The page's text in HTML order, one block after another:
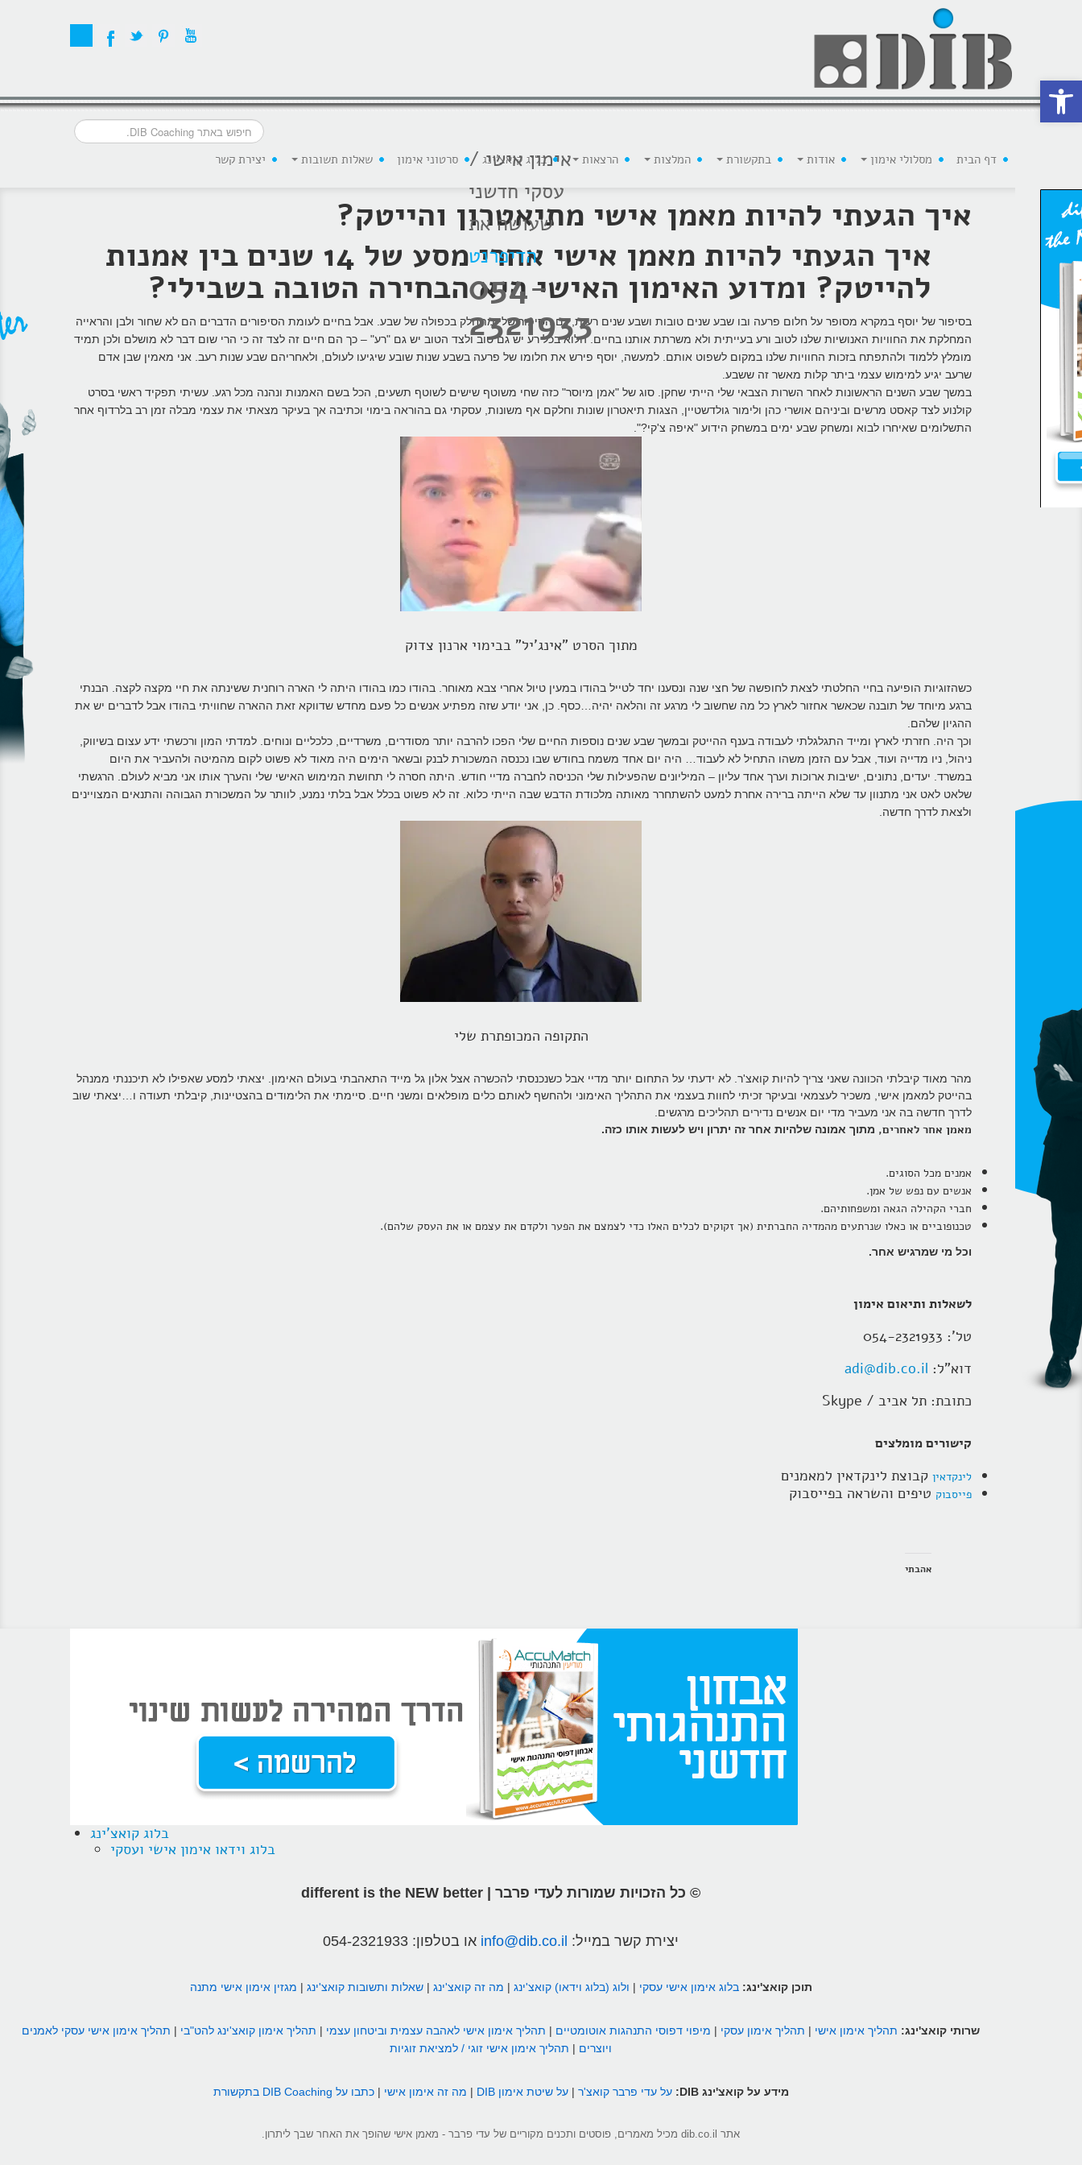
אימון אישי /
עסקי חדשני
שעושה את
הדיפרנט
054-
2321933
דף הבית מסלולי אימון אודות בתקשורת המלצות הרצאות בלוג קואצ'ינג סרטוני אימון שאלות תשובות יצירת קשר
איך הגעתי להיות מאמן אישי מתיאטרון והייטק?
איך הגעתי להיות מאמן אישי אחרי מסע של 14 שנים בין אמנות
להייטק? ומדוע האימון האישי היא הבחירה הטובה בשבילי?
בסיפור של יוסף במקרא מסופר על חלום פרעה ובו שבע שנים טובות ושבע שנים רעות, גם הסיפור שלי מתחלק בכפולה של שבע. אבל בחיים לעומת הסיפורים הדברים הם לא שחור ולבן והראייה
המחלקת את החוויות האנושיות שלנו לטוב ורע בעייתית ולא משרתת אותנו בחיים. הלוא בכל רע יש גם טוב ולצד הטוב יש גם "רע" – כך הם חיים זה לצד זה כי הרי שום דבר לא מושלם ולכן תמיד
מומלץ ללמוד ולהתפתח בזכות החוויות שלנו במקום לשפוט אותם. למעשה, יוסף פירש את חלומו של פרעה בשבע שנות שובע שיגיעו לעולם, ולאחריהם שבע שנות רעב. אני מאמין שבן אדם
שרעב יגיע למימוש עצמי ביתר קלות מאשר זה ששבע.
במשך שבע השנים הראשונות לאחר השרות הצבאי שלי הייתי שחקן. סוג של "אמן מיוסר" כזה שחי משוטף שישים לשוטף תשעים, הכל בשם האמנות ונהנה מכל רגע. עשיתי תפקיד ראשי בסרט
קולנוע לצד קאסט מרשים וביניהם אושרי כהן ולימור גולדשטיין, הצגות תיאטרון שונות וחלקם אף משונות, עסקתי גם בהוראה בימוי וכתיבה אך בעיקר מצאתי את עצמי מבלה זמן רב בלרדוף אחר
התשלומים שאיחרו לבוא ומשחק שבע ימים במשחק הידוע "איפה צ'קי?".
מתוך הסרט "אינג'יל" בבימוי ארנון צדוק
כשהזוגיות הופיעה בחיי החלטתי לצאת לחופשה של חצי שנה ונסענו יחד לטייל בהודו במעין טיול אחרי צבא מאוחר. בהודו כמו בהודו היתה לי הארה רוחנית ששינתה את חיי מקצה לקצה. הבנתי
ברגע מיוחד של תובנה שכאשר אחזור לארץ כל מה שחשוב לי מרגע זה והלאה יהיה…כסף. כן, אני יודע שזה מפתיע אנשים כל פעם מחדש שדווקא זאת ההארה שחוויתי בהודו אבל לדברים יש את
ההגיון שלהם.
וכך היה. חזרתי לארץ ומייד התגלגלתי לעבודה בענף ההייטק ובמשך שבע שנים נוספות החיים שלי הפכו להרבה יותר מסודרים, משרדיים, כלכליים ונוחים. למדתי המון ורכשתי ידע עצום בשיווק,
ניהול, ניו מדייה ועוד, אבל עם הזמן משהו התחיל לא לעבוד… היה יום אחד משמח בחודש שבו נכנסה המשכורת לבנק ובשאר הימים היה מאוד לא פשוט לקום מהמיטה ולהעביר את היום
במשרד. יעדים, נתונים, ישיבות ארוכות וערך אחד עליון – המיליונים שהפעילות שלי הכניסה לחברה מדיי חודש. היתה חסרה לי תחושת המימוש האישי שלי והערך אותו אני מביא לעולם. הרגשתי
שלאט לאט אני מתנוון עד שלא הייתה ברירה אחרת למעט להשתחרר מאותה מלכודת הדבש שבה הייתי כלוא. זה לא פשוט בכלל אבל בלתי נמנע, לוותר על המשכורת הגבוהה והתנאים המצויינים
ולצאת לדרך חדשה.
התקופה המכופתרת שלי
מהר מאוד קיבלתי הכוונה שאני צריך להיות קואצ'ר. לא ידעתי על התחום יותר מדיי אבל כשנכנסתי להכשרה אצל אלון גל מייד התאהבתי בעולם האימון. יצאתי למסע שאפילו לא תיכננתי ממנהל
בהייטק למאמן אישי, משכיר לעצמאי ובעיקר זכיתי לחוות בעצמי את התהליך האימוני ולהחשף לאותם כלים מופלאים ומשני חיים. סיימתי את הלימודים בהצטיינות, קיבלתי תעודה ו…יצאתי שוב
לדרך חדשה בה אני מעביר מדי יום אנשים נדירים תהליכים מרגשים.
מאמן אחר לאחרים, מתוך אמונה שלהיות אחר זה יתרון ויש לעשות אותו כזה.
אמנים מכל הסוגים.
אנשים עם נפש של אמן.
חברי הקהילה הגאה ומשפחותיהם.
טכנופוביים או כאלו שנרתעים מהמדיה החברתית (אך זקוקים לכלים האלו כדי לצמצם את הפער ולקדם את עצמם או את העסק שלהם).
וכל מי שמרגיש אחר.
לשאלות ותיאום אימון
טל': 054-2321933
דוא"ל: adi@dib.co.il
כתובת: תל אביב / Skype
קישורים מומלצים
לינקדאין קבוצת לינקדאין למאמנים
פייסבוק טיפים והשראה בפייסבוק
אהבתי
בלוג קואצ'ינג
בלוג וידאו אימון אישי ועסקי
© כל הזכויות שמורות לעדי פרבר | different is the NEW better
יצירת קשר במייל: info@dib.co.il או בטלפון: 054-2321933
תוכן קואצ'ינג: בלוג אימון אישי עסקי | ולוג (בלוג וידאו) קואצ'ינג | מה זה קואצ'ינג |שאלות ותשובות קואצ'ינג | מגזין אימון אישי מתנה
שרותי קואצ'ינג: תהליך אימון אישי | תהליך אימון עסקי | מיפוי דפוסי התנהגות אוטומטיים | תהליך אימון אישי לאהבה עצמית וביטחון עצמי | תהליך אימון קואצ'ינג להט"בי | תהליך אימון אישי עסקי לאמנים
ויוצרים | תהליך אימון אישי זוגי / למציאת זוגיות
מידע על קואצ'ינג DIB: על עדי פרבר קואצ'ר |על שיטת אימון DIB | מה זה אימון אישי |כתבו על DIB Coaching בתקשורת
אתר dib.co.il מכיל מאמרים, פוסטים ותכנים מקוריים של עדי פרבר - מאמן אישי שהופך את האחר שבך ליתרון.